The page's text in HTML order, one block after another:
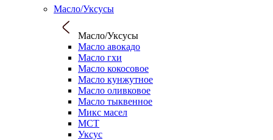
Масло/Уксусы
Масло/Уксусы
Масло авокадо
Масло гхи
Масло кокосовое
Масло кунжутное
Масло оливковое
Масло тыквенное
Микс масел
МСТ
Уксус